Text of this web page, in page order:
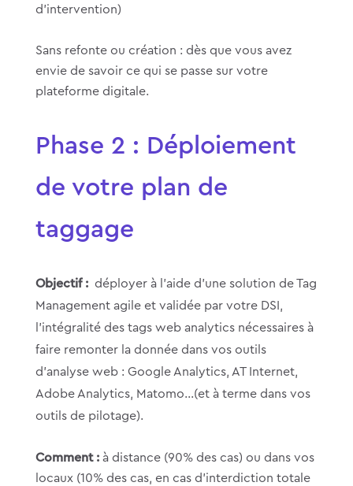
d’intervention)
Sans refonte ou création : dès que vous avez
envie de savoir ce qui se passe sur votre
plateforme digitale.
Phase 2 : Déploiement
de votre plan de
taggage
Objectif :déployer à l’aide d’une solution de Tag
Management agile et validée par votre DSI,
l’intégralité des tags web analytics nécessaires à
faire remonter la donnée dans vos outils
d’analyse web : Google Analytics, AT Internet,
Adobe Analytics, Matomo…(et à terme dans vos
outils de pilotage).
Comment :à distance (90% des cas) ou dans vos
locaux (10% des cas, en cas d’interdiction totale